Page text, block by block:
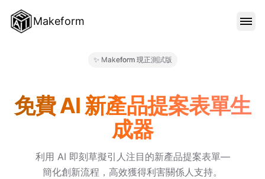
Makeform
✨ Makeform 現正測試版
免費 AI 新產品提案表單生
成器
利用 AI 即刻草擬引人注目的新產品提案表單—
簡化創新流程，高效獲得利害關係人支持。